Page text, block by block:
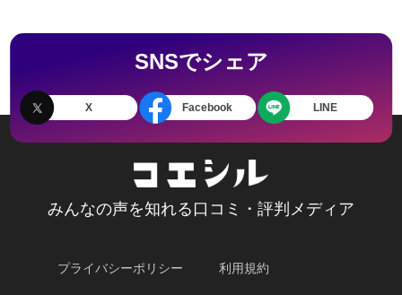
SNSでシェア
X Facebook LINE
みんなの声を知れる口コミ・評判メディア
プライバシーポリシー 利用規約